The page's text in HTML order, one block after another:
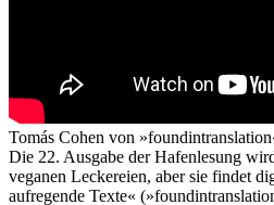
Tomás Cohen von
Die 22. Ausgabe der Hafenlesung
veganen Leckereien, aber sie findet
aufregende Texte«